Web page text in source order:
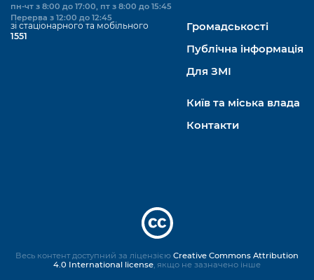
пн-чт з 8:00 до 17:00, пт з 8:00 до 15:45
Перерва з 12:00 до 12:45
зі стаціонарного та мобільного
1551
Громадськості
Публічна інформація
Для ЗМІ
Київ та міська влада
Контакти
Весь контент доступний за ліцензією Creative Commons Attribution
4.0 International license , якщо не зазначено інше